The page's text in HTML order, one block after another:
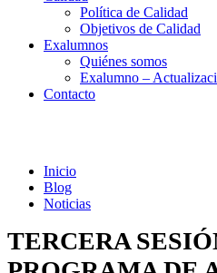
Política de Calidad
Objetivos de Calidad
Exalumnos
Quiénes somos
Exalumno –
Contacto
Inicio
Blog
Noticias
TERCERA